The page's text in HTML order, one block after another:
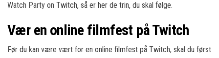
Watch Party on Twitch, så er her de trin, du skal følge.
Vær en online filmfest på Twitch
Før du kan være vært for en online filmfest på Twitch, skal du først